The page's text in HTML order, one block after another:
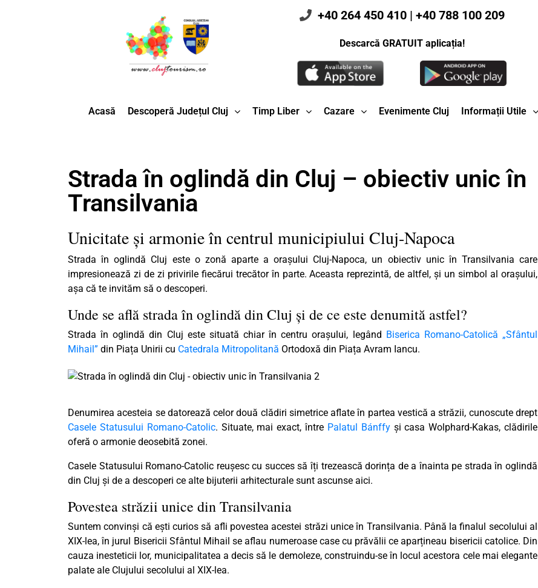
+40 264 450 410 | +40 788 100 209
Descarcă GRATUIT aplicația!
Acasă Descoperă Județul Cluj Timp Liber Cazare Evenimente Cluj Informații Utile
Strada în oglindă din Cluj – obiectiv unic în
Transilvania
Unicitate și armonie în centrul municipiului Cluj-Napoca
Strada în oglindă Cluj este o zonă aparte a orașului Cluj-Napoca, un obiectiv unic în Transilvania care
impresionează zi de zi privirile fiecărui trecător în parte. Aceasta reprezintă, de altfel, și un simbol al orașului,
așa că te invităm să o descoperi.
Unde se află strada în oglindă din Cluj și de ce este denumită astfel?
Strada în oglindă din Cluj este situată chiar în centru orașului, legând Biserica Romano-Catolică „Sfântul
Mihail” din Piața Unirii cu Catedrala Mitropolitană Ortodoxă din Piața Avram Iancu.
Denumirea acesteia se datorează celor două clădiri simetrice aflate în partea vestică a străzii, cunoscute drept
Casele Statusului Romano-Catolic. Situate, mai exact, între Palatul Bánffyși casa Wolphard-Kakas, clădirile
oferă o armonie deosebită zonei.
Casele Statusului Romano-Catolic reușesc cu succes să îți trezească dorința de a înainta pe strada în oglindă
din Cluj și de a descoperi ce alte bijuterii arhitecturale sunt ascunse aici.
Povestea străzii unice din Transilvania
Suntem convinși că ești curios să afli povestea acestei străzi unice în Transilvania. Până la finalul secolului al
XIX-lea, în jurul Bisericii Sfântul Mihail se aflau numeroase case cu prăvălii ce aparțineau bisericii catolice. Din
cauza inesteticii lor, municipalitatea a decis să le demoleze, construindu-se în locul acestora cele mai elegante
palate ale Clujului secolului al XIX-lea.